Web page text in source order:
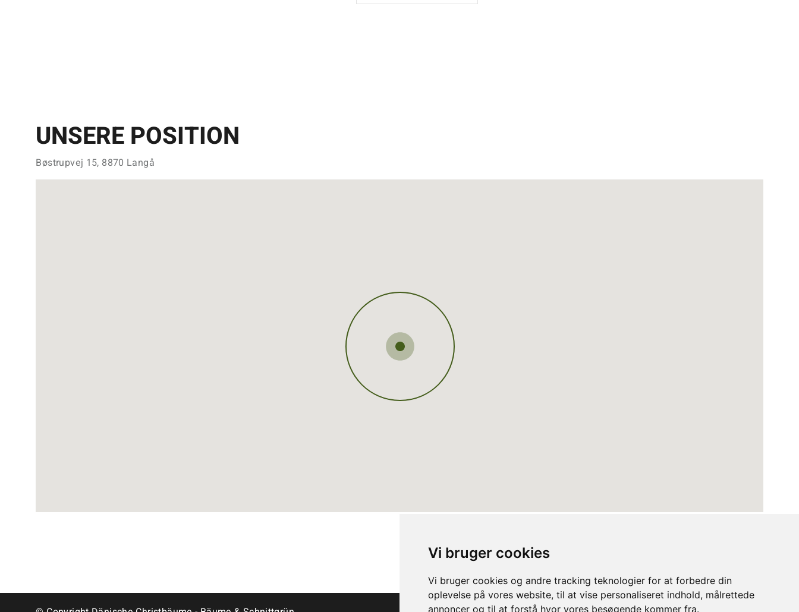
Vi bruger cookies
Vi bruger cookies og andre tracking teknologier for at forbedre din
oplevelse på vores website, til at vise personaliseret indhold, målrettede
annoncer og til at forstå hvor vores besøgende kommer fra.
UNSERE POSITION
Bøstrupvej 15, 8870 Langå